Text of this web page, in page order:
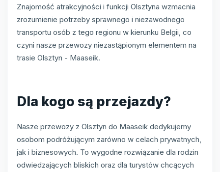
Znajomość atrakcyjności i funkcji Olsztyna wzmacnia
zrozumienie potrzeby sprawnego i niezawodnego
transportu osób z tego regionu w kierunku Belgii, co
czyni nasze przewozy niezastąpionym elementem na
trasie Olsztyn - Maaseik.
Dla kogo są przejazdy?
Nasze przewozy z Olsztyn do Maaseik dedykujemy
osobom podróżującym zarówno w celach prywatnych,
jak i biznesowych. To wygodne rozwiązanie dla rodzin
odwiedzających bliskich oraz dla turystów chcących